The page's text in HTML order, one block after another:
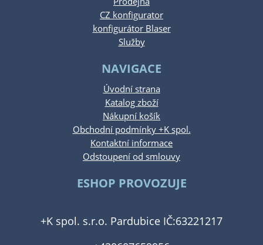
CZ konfigurator
konfigurátor Blaser
Služby
NAVIGACE
Úvodní strana
Katalog zboží
Nákupní košík
Obchodní podmínky +K spol.
Kontaktní informace
Odstoupení od smlouvy
ESHOP PROVOZUJE
+K spol. s.r.o. Pardubice IČ:63221217